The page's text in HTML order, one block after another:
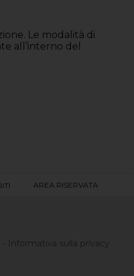
Le modalità di
all’interno del
AREA RISERVATA
- Informativa sulla privacy